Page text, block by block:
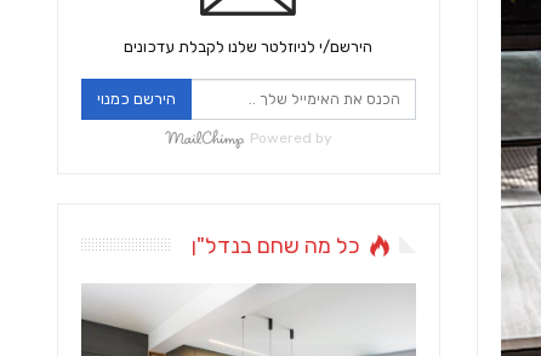
הירשם/י לניוזלטר שלנו לקבלת עדכונים
הירשם כמנוי
Powered by
כל מה שחם בנדל"ן